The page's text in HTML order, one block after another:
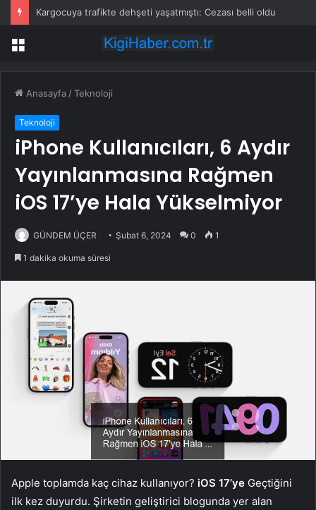
Kargocuya trafikte dehşeti yaşatmıştı: Cezası belli oldu
Menü
Anasayfa /Teknoloji
Teknoloji
iPhone Kullanıcıları, 6 Aydır
Yayınlanmasına Rağmen
iOS 17’ye Hala Yükselmiyor
GÜNDEM ÜÇER Şubat 6, 2024 0 1
1 dakika okuma süresi
Apple toplamda kaç cihaz kullanıyor? iOS 17’ye Geçtiğini
ilk kez duyurdu. Şirketin geliştirici blogunda yer alan